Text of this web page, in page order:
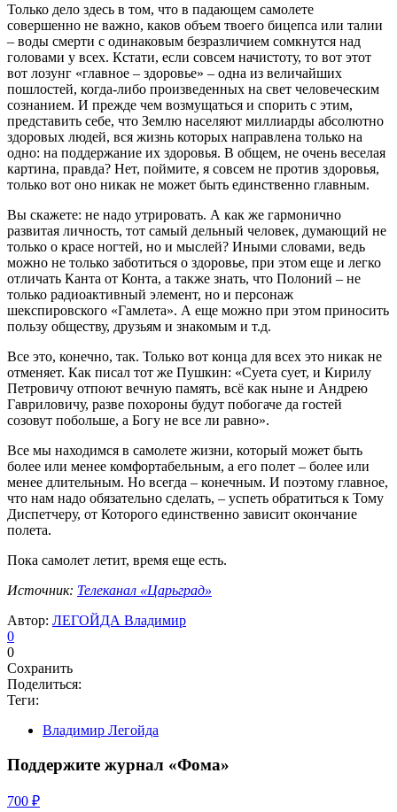
Только дело здесь в том, что в падающем самолете
совершенно не важно, каков объем твоего бицепса или талии
– воды смерти с одинаковым безразличием сомкнутся над
головами у всех. Кстати, если совсем начистоту, то вот этот
вот лозунг «главное – здоровье» – одна из величайших
пошлостей, когда-либо произведенных на свет человеческим
сознанием. И прежде чем возмущаться и спорить с этим,
представить себе, что Землю населяют миллиарды абсолютно
здоровых людей, вся жизнь которых направлена только на
одно: на поддержание их здоровья. В общем, не очень веселая
картина, правда? Нет, поймите, я совсем не против здоровья,
только вот оно никак не может быть единственно главным.
Вы скажете: не надо утрировать. А как же гармонично
развитая личность, тот самый дельный человек, думающий не
только о красе ногтей, но и мыслей? Иными словами, ведь
можно не только заботиться о здоровье, при этом еще и легко
отличать Канта от Конта, а также знать, что Полоний – не
только радиоактивный элемент, но и персонаж
шекспировского «Гамлета». А еще можно при этом приносить
пользу обществу, друзьям и знакомым и т.д.
Все это, конечно, так. Только вот конца для всех это никак не
отменяет. Как писал тот же Пушкин: «Суета сует, и Кирилу
Петровичу отпоют вечную память, всё как ныне и Андрею
Гавриловичу, разве похороны будут побогаче да гостей
созовут побольше, а Богу не все ли равно».
Все мы находимся в самолете жизни, который может быть
более или менее комфортабельным, а его полет – более или
менее длительным. Но всегда – конечным. И поэтому главное,
что нам надо обязательно сделать, – успеть обратиться к Тому
Диспетчеру, от Которого единственно зависит окончание
полета.
Пока самолет летит, время еще есть.
Источник: Телеканал «Царьград»
Автор: ЛЕГОЙДА Владимир
0
0
Сохранить
Поделиться:
Теги:
Владимир Легойда
Поддержите журнал «Фома»
700 ₽